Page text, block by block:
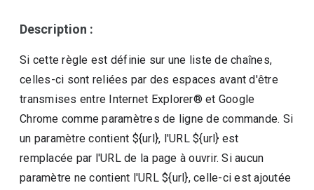
Description :
Si cette règle est définie sur une liste de chaînes,
celles-ci sont reliées par des espaces avant d'être
transmises entre Internet Explorer® et Google
Chrome comme paramètres de ligne de commande. Si
un paramètre contient ${url}, l'URL ${url} est
remplacée par l'URL de la page à ouvrir. Si aucun
paramètre ne contient l'URL ${url}, celle-ci est ajoutée